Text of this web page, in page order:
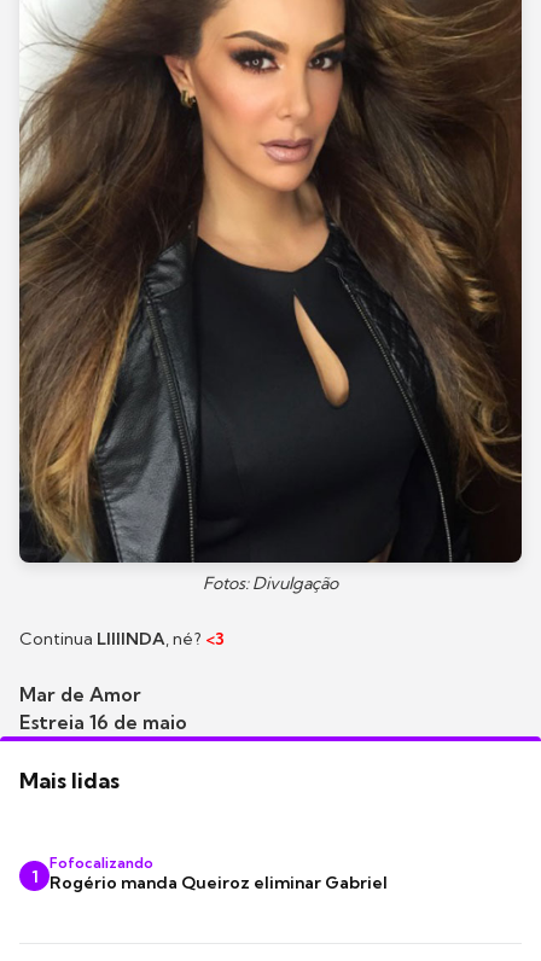
Fotos: Divulgação
Continua LIIIINDA, né? <3
Mar de Amor
Estreia 16 de maio
Mais lidas
1
Fofocalizando
Rogério manda Queiroz eliminar Gabriel